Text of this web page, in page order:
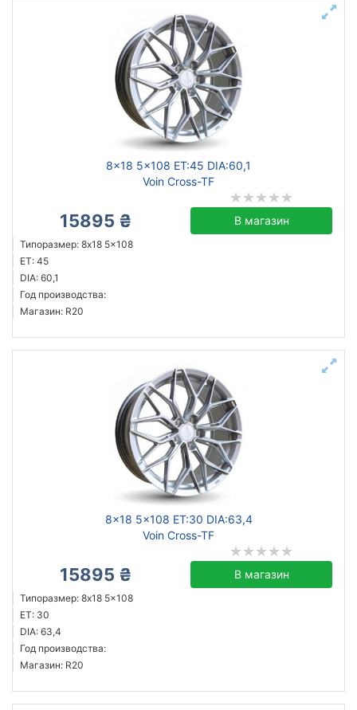
8x18 5x108 ET:45 DIA:60,1
Voin Cross-TF
15895 ₴ В магазин
Типоразмер: 8x18 5x108
ET: 45
DIA: 60,1
Год производства:
Магазин: R20
8x18 5x108 ET:30 DIA:63,4
Voin Cross-TF
15895 ₴ В магазин
Типоразмер: 8x18 5x108
ET: 30
DIA: 63,4
Год производства:
Магазин: R20